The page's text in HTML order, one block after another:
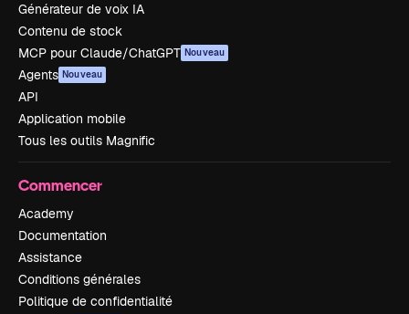
Générateur de voix IA
Contenu de stock
MCP pour Claude/ChatGPT Nouveau
Agents Nouveau
API
Application mobile
Tous les outils Magnific
Commencer
Academy
Documentation
Assistance
Conditions générales
Politique de confidentialité